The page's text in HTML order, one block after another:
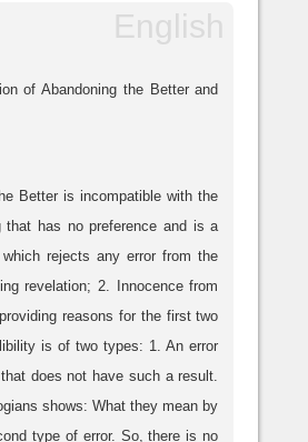
of Abandoning the Better and
Better is incompatible with the
that has no preference and is a
rejects any error from the
revelation; 2. Innocence from
reasons for the first two
is of two types: 1. An error
does not have such a result.
shows: What they mean by
type of error. So, there is no